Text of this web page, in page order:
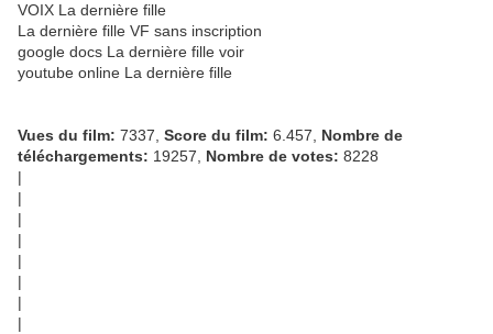
VOIX La dernière fille
La dernière fille VF sans inscription
google docs La dernière fille voir
youtube online La dernière fille
Vues du film: 7337, Score du film: 6.457, Nombre de
téléchargements: 19257, Nombre de votes: 8228
|
|
|
|
|
|
|
|